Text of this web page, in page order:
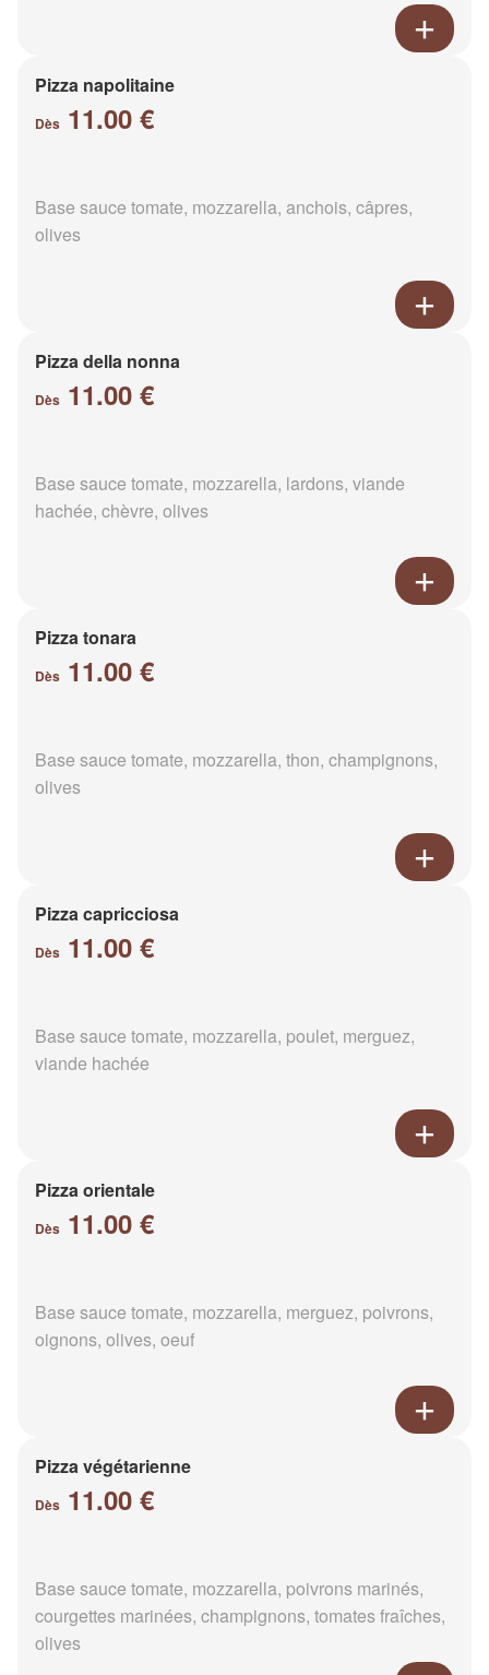
Pizza napolitaine
Dès 11.00 €
Base sauce tomate, mozzarella, anchois, câpres,
olives
Pizza della nonna
Dès 11.00 €
Base sauce tomate, mozzarella, lardons, viande
hachée, chèvre, olives
Pizza tonara
Dès 11.00 €
Base sauce tomate, mozzarella, thon, champignons,
olives
Pizza capricciosa
Dès 11.00 €
Base sauce tomate, mozzarella, poulet, merguez,
viande hachée
Pizza orientale
Dès 11.00 €
Base sauce tomate, mozzarella, merguez, poivrons,
oignons, olives, oeuf
Pizza végétarienne
Dès 11.00 €
Base sauce tomate, mozzarella, poivrons marinés,
courgettes marinées, champignons, tomates fraîches,
olives